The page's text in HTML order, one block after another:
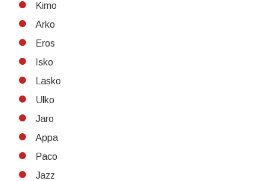
Kimo
Arko
Eros
Isko
Lasko
Ulko
Jaro
Appa
Paco
Jazz